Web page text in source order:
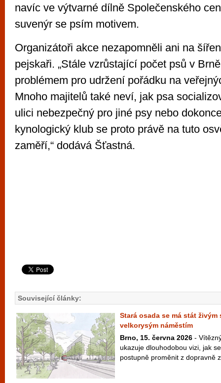
navíc ve výtvarné dílně Společenského
suvenýr se psím motivem.
Organizátoři akce nezapomněli ani na
pejskaři. „Stále vzrůstající počet psů v
problémem pro udržení pořádku na
Mnoho majitelů také neví, jak psa
ulici nebezpečný pro jiné psy nebo
kynologický klub se proto právě na tuto
zaměří,“ dodává Šťastná.
Související články:
Stará osada se má stát živým
velkorysým náměstím
Brno, 15. června 2026 -
ukazuje dlouhodobou vizi, jak
postupně proměnit z dopravně